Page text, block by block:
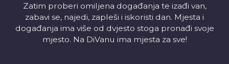
Zatim proberi omiljena događanja te izađi van,
zabavi se, najedi, zapleši i iskoristi dan. Mjesta i
događanja ima više od dvjesto stoga pronađi svoje
mjesto. Na DiVanu ima mjesta za sve!